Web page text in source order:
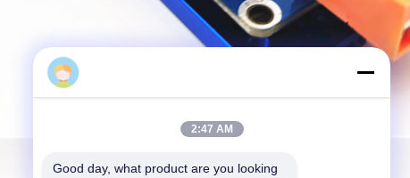
2:47 AM
Good day, what product are you looking